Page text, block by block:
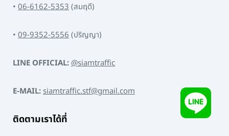
• 06-6162-5353(สมฤดี)
• 09-9352-5556(ปริญญา)
LINE OFFICIAL:@siamtraffic
E-MAIL:siamtraffic.stf@gmail.com
ติดตามเราได้ที่